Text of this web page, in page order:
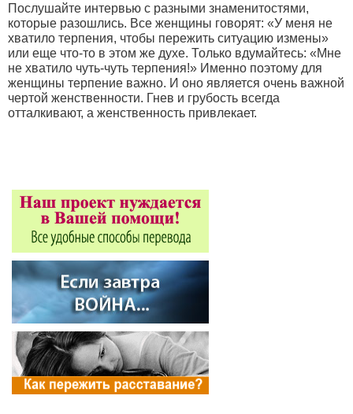
Послушайте интервью с разными знаменитостями,
которые разошлись. Все женщины говорят: «У меня не
хватило терпения, чтобы пережить ситуацию измены»
или еще что-то в этом же духе. Только вдумайтесь: «Мне
не хватило чуть-чуть терпения!» Именно поэтому для
женщины терпение важно. И оно является очень важной
чертой женственности. Гнев и грубость всегда
отталкивают, а женственность привлекает.